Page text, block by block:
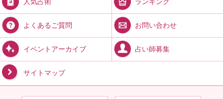
よくあるご質問 お問い合わせ
イベントアーカイブ 占い師募集
サイトマップ